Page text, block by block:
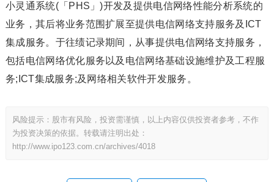
小灵通系统(「PHS」)开发及提供电信网络性能分析系统的
业务，其后将业务范围扩展至提供电信网络支持服务及ICT
集成服务。于往绩记录期间，从事提供电信网络支持服务，
包括电信网络优化服务以及电信网络基础设施维护及工程服
务;ICT集成服务;及网络相关软件开发服务。
风险提示：股市有风险，投资需谨慎，以上内容仅供投资者参考，不作
为投资决策的依据。转载请注明出处：
http://www.ipo123.com.cn/archives/4018